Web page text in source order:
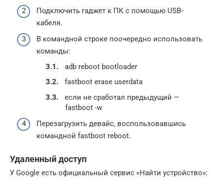
Подключить гаджет к ПК с помощью USB-
кабеля.
В командной строке поочередно использовать
команды:
adb reboot bootloader
fastboot erase userdata
если не сработал предыдущий —
fastboot -w
Перезагрузить девайс, воспользовавшись
командной fastboot reboot.
Удаленный доступ
У Google есть официальный сервис «Найти устройство»: